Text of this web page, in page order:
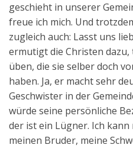
geschieht in unserer
freue ich mich. Und
zugleich auch: Lasst uns
ermutigt die Christen dazu,
üben, die sie selber doch
haben. Ja, er macht sehr
Geschwister in der
würde seine persönliche
der ist ein Lügner. Ich
meinen Bruder, meine